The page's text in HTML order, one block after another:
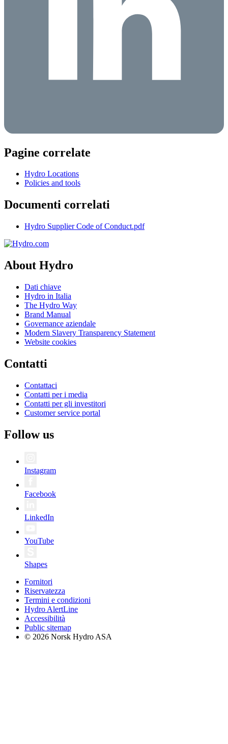
Pagine correlate
Hydro Locations
Policies and tools
Documenti correlati
Hydro Supplier Code of Conduct.pdf
About Hydro
Dati chiave
Hydro in Italia
The Hydro Way
Brand Manual
Governance aziendale
Modern Slavery Transparency Statement
Website cookies
Contatti
Contattaci
Contatti per i media
Contatti per gli investitori
Customer service portal
Follow us
Instagram
Facebook
LinkedIn
YouTube
Shapes
Fornitori
Riservatezza
Termini e condizioni
Hydro AlertLine
Accessibilità
Public sitemap
© 2026 Norsk Hydro ASA